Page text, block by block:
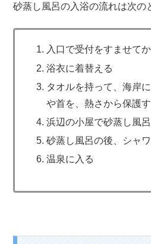
砂蒸し風呂の入浴の流れは次の
入口で受付をすませて
浴衣に着替える
タオルを持って、海岸
や首を、熱さから保護
浜辺の小屋で砂蒸し風
砂蒸し風呂の後、シャ
温泉に入る